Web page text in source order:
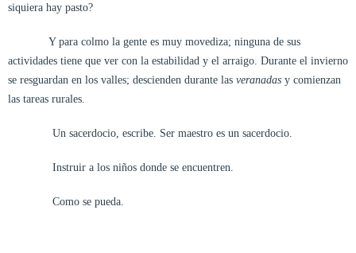
siquiera hay pasto?
Y para colmo la gente es muy movediza; ninguna de sus
actividades tiene que ver con la estabilidad y el arraigo. Durante el invierno
se resguardan en los valles; descienden durante las veranadas y comienzan
las tareas rurales.
Un sacerdocio, escribe. Ser maestro es un sacerdocio.
Instruir a los niños donde se encuentren.
Como se pueda.